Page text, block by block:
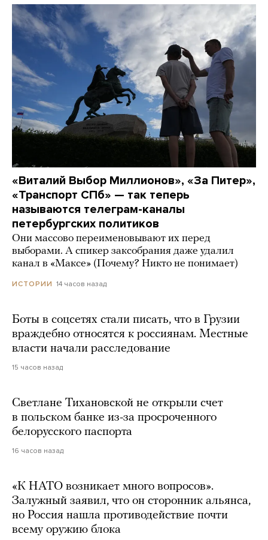
«Виталий Выбор Миллионов», «За Питер»,
«Транспорт СПб» — так теперь
называются телеграм-каналы
петербургских политиков
Они массово переименовывают их перед
выборами. А спикер заксобрания даже удалил
канал в «Максе» (Почему? Никто не понимает)
ИСТОРИИ 14 часов назад
Боты в соцсетях стали писать, что в Грузии
враждебно относятся к россиянам. Местные
власти начали расследование
15 часов назад
Светлане Тихановской не открыли счет
в польском банке из-за просроченного
белорусского паспорта
16 часов назад
«К НАТО возникает много вопросов».
Залужный заявил, что он сторонник альянса,
но Россия нашла противодействие почти
всему оружию блока